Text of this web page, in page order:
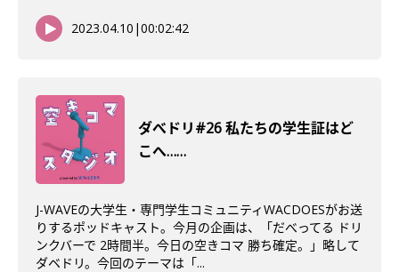
2023.04.10 |00:02:42
ダべドリ#26 私たちの学生証はど
こへ……
J-WAVEの大学生・専門学生コミュニティWACDOESがお送
りするポッドキャスト。今月の企画は、「だべってる ドリ
ンクバーで 2時間半。今日の空きコマ 勝ち確定。」略して
ダベドリ。今回のテーマは「...